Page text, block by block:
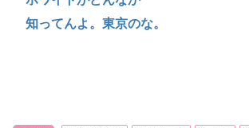
知ってんよ。東京のな。